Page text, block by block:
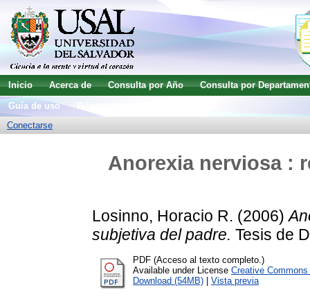
Inicio Acerca de Consulta por Año
Consulta por
Guía de uso
Conectarse
Anorexia nerviosa :
Losinno, Horacio R. (2006)
subjetiva del padre. Tesis de
PDF (Acceso al texto completo.)
Available under License Creative
Download (54MB)
Vista previa